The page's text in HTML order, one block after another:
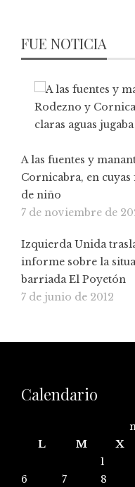
FUE NOTICIA
A las fuentes y
Cornicabra, en cuyas
de niño
7 de noviembre de
Izquierda Unida
informe sobre la
barriada El Poyetón
7 de junio de 2012
Calendario
L
M X
1
6
7 8